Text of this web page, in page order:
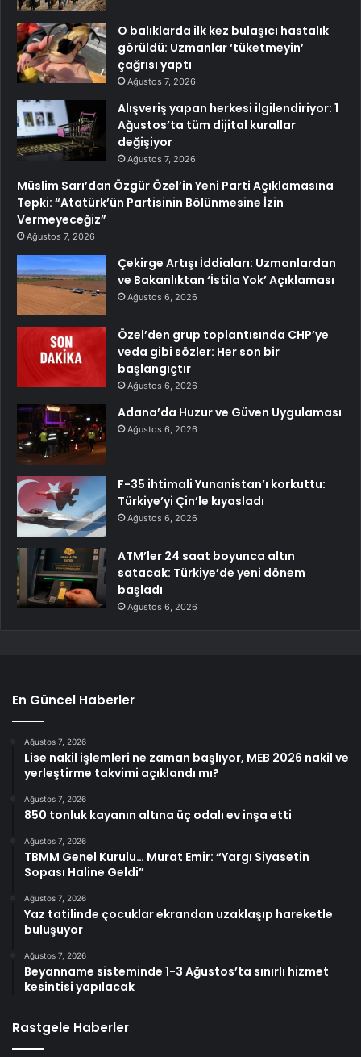
O balıklarda ilk kez bulaşıcı hastalık
görüldü: Uzmanlar ‘tüketmeyin’
çağrısı yaptı
Ağustos 7, 2026
Alışveriş yapan herkesi ilgilendiriyor: 1
Ağustos’ta tüm dijital kurallar
değişiyor
Ağustos 7, 2026
Müslim Sarı’dan Özgür Özel’in Yeni Parti Açıklamasına
Tepki: “Atatürk’ün Partisinin Bölünmesine İzin
Vermeyeceğiz”
Ağustos 7, 2026
Çekirge Artışı İddiaları: Uzmanlardan
ve Bakanlıktan ‘İstila Yok’ Açıklaması
Ağustos 6, 2026
Özel’den grup toplantısında CHP’ye
veda gibi sözler: Her son bir
başlangıçtır
Ağustos 6, 2026
Adana’da Huzur ve Güven Uygulaması
Ağustos 6, 2026
F-35 ihtimali Yunanistan’ı korkuttu:
Türkiye’yi Çin’le kıyasladı
Ağustos 6, 2026
ATM’ler 24 saat boyunca altın
satacak: Türkiye’de yeni dönem
başladı
Ağustos 6, 2026
En Güncel Haberler
Ağustos 7, 2026
Lise nakil işlemleri ne zaman başlıyor, MEB 2026 nakil ve
yerleştirme takvimi açıklandı mı?
Ağustos 7, 2026
850 tonluk kayanın altına üç odalı ev inşa etti
Ağustos 7, 2026
TBMM Genel Kurulu… Murat Emir: “Yargı Siyasetin
Sopası Haline Geldi”
Ağustos 7, 2026
Yaz tatilinde çocuklar ekrandan uzaklaşıp hareketle
buluşuyor
Ağustos 7, 2026
Beyanname sisteminde 1-3 Ağustos’ta sınırlı hizmet
kesintisi yapılacak
Rastgele Haberler